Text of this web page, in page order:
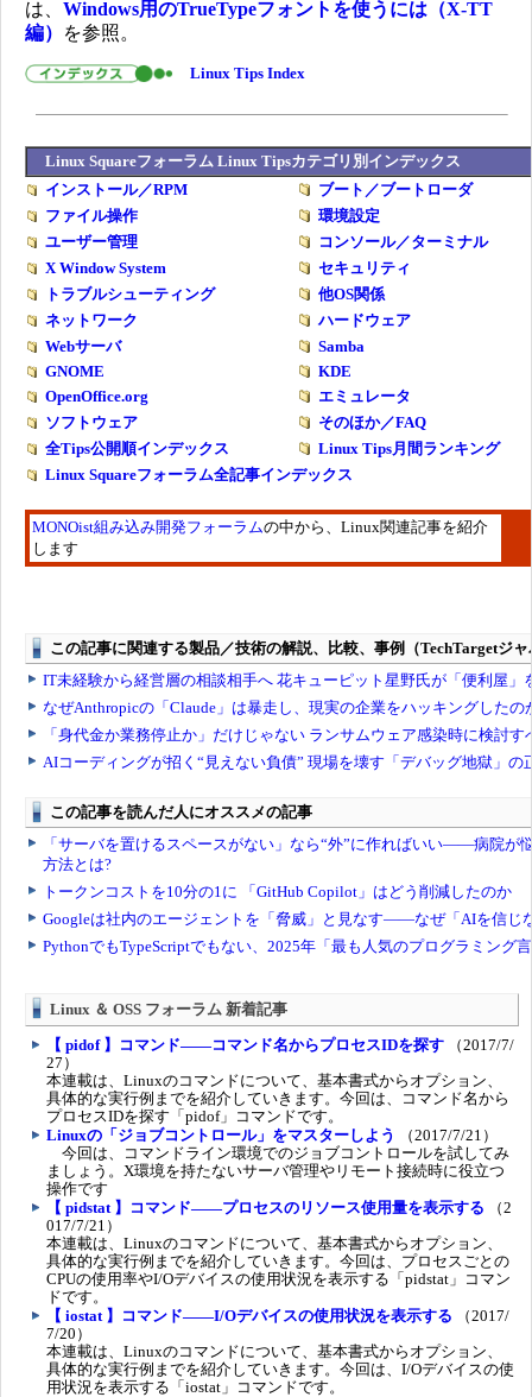
は、 Windows用のTrueTypeフォントを使うには（X-TT
編）
を参照。
Linux Tips Index
Linux Squareフォーラム Linux Tipsカテゴリ別インデックス
インストール／RPM
ブート／ブートローダ
ファイル操作
環境設定
ユーザー管理
コンソール／ターミナル
X Window System
セキュリティ
トラブルシューティング
他OS関係
ネットワーク
ハードウェア
Webサーバ
Samba
GNOME
KDE
OpenOffice.org
エミュレータ
ソフトウェア
そのほか／FAQ
全Tips公開順インデックス
Linux Tips月間ランキング
Linux Squareフォーラム全記事インデックス
MONOist組み込み開発フォーラムの中から、Linux関連記事を紹介
します
Linux ＆ OSS フォーラム 新着記事
【 pidof 】コマンド――コマンド名からプロセスIDを探す （2017/7/
27）
本連載は、Linuxのコマンドについて、基本書式からオプション、
具体的な実行例までを紹介していきます。今回は、コマンド名から
プロセスIDを探す「pidof」コマンドです。
Linuxの「ジョブコントロール」をマスターしよう
（2017/7/21）
今回は、コマンドライン環境でのジョブコントロールを試してみ
ましょう。X環境を持たないサーバ管理やリモート接続時に役立つ
操作です
【 pidstat 】コマンド――プロセスのリソース使用量を表示する （2
017/7/21）
本連載は、Linuxのコマンドについて、基本書式からオプション、
具体的な実行例までを紹介していきます。今回は、プロセスごとの
CPUの使用率やI/Oデバイスの使用状況を表示する「pidstat」コマン
ドです。
【 iostat 】コマンド――I/Oデバイスの使用状況を表示する （2017/
7/20）
本連載は、Linuxのコマンドについて、基本書式からオプション、
具体的な実行例までを紹介していきます。今回は、I/Oデバイスの使
用状況を表示する「iostat」コマンドです。